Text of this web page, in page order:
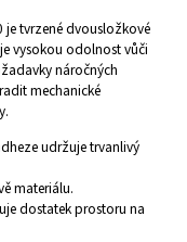
tvrzené dvousložkové
vysokou odolnost vůči
náročných
mechanické
udržuje trvanlivý
materiálu.
dostatek prostoru na